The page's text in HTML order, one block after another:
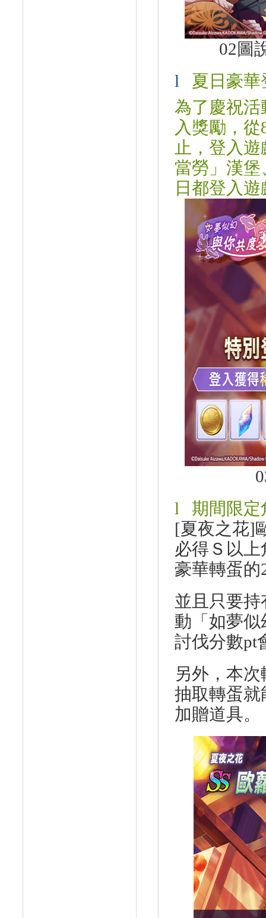
02圖
l
夏日豪華
為了慶祝
入獎勵，從
止，登入
當勞」漢
日都登入
l
期間限定
[夏夜之花]
必得Ｓ以上
豪華轉蛋的
並且只要持
動「如夢
討伐分數pt
另外，本
抽取轉蛋
加贈道具。